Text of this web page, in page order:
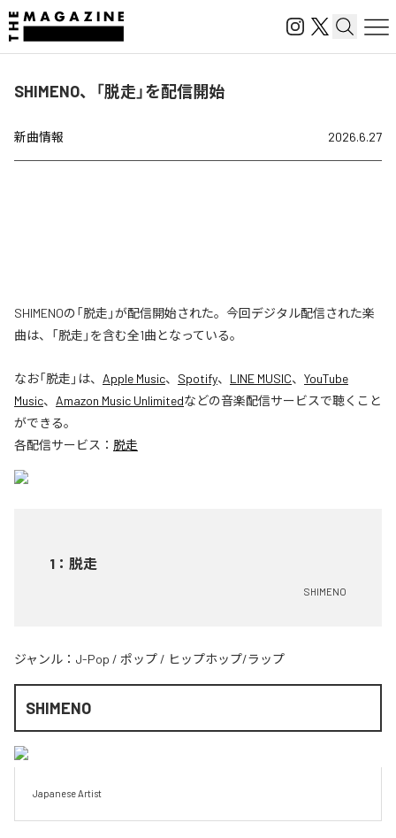
SHIMENO、「脱走」を配信開始
新曲情報 2026.6.27
SHIMENOの「脱走」が配信開始された。今回デジタル配信された楽
曲は、「脱走」を含む全1曲となっている。
なお「脱走 」は、 Apple Music、 Spotify、 LINE MUSIC、 YouTube
Music、 Amazon Music Unlimitedなどの音楽配信サービスで聴くこと
ができる。
各配信サービス： 脱走
1 ： 脱走
SHIMENO
ジャンル： J-Pop / ポップ / ヒップホップ/ラップ
SHIMENO
Japanese Artist